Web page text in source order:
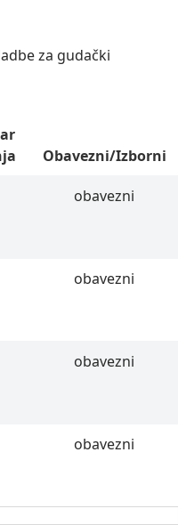
za gudački
Obavezni/Izborni
obavezni
obavezni
obavezni
obavezni